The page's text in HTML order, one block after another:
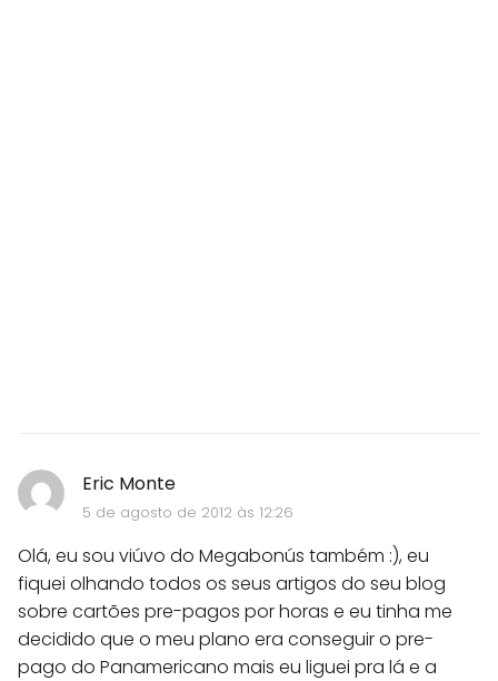
Eric Monte
5 de agosto de 2012 às 12:26
Olá, eu sou viúvo do Megabonús também :), eu
fiquei olhando todos os seus artigos do seu blog
sobre cartões pre-pagos por horas e eu tinha me
decidido que o meu plano era conseguir o pre-
pago do Panamericano mais eu liguei pra lá e a